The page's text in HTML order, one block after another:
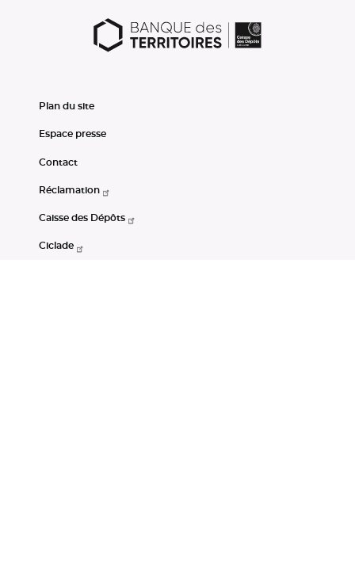
Plan du site
Espace presse
Contact
Réclamation
Caisse des Dépôts
Ciclade